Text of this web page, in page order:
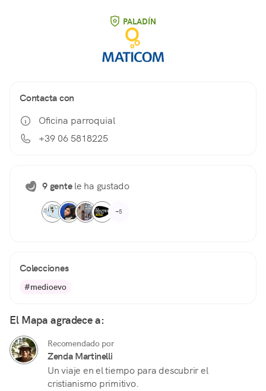
PALADÍN
Contacta con
Oficina parroquial
+39 06 5818225
9 gentele ha gustado
+5
Colecciones
#medioevo
El Mapa agradece a:
Recomendado por
Zenda Martinelli
Un viaje en el tiempo para descubrir el
cristianismo primitivo.